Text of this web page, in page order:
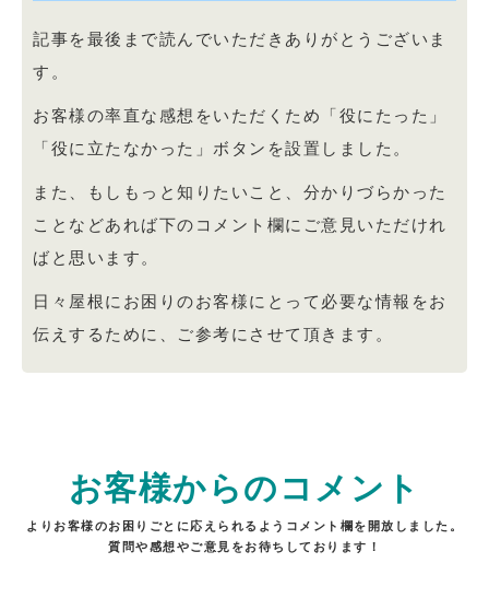
記事を最後まで読んでいただきありがとうございま
す。
お客様の率直な感想をいただくため「役にたった」
「役に立たなかった」ボタンを設置しました。
また、もしもっと知りたいこと、分かりづらかった
ことなどあれば下のコメント欄にご意見いただけれ
ばと思います。
日々屋根にお困りのお客様にとって必要な情報をお
伝えするために、ご参考にさせて頂きます。
お客様からのコメント
よりお客様のお困りごとに応えられるようコメント欄を開放しました。
質問や感想やご意見をお待ちしております！